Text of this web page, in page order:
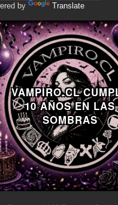
by Translate
VAMPIRO.CL
10 AÑOS EN LAS
SOMBRAS